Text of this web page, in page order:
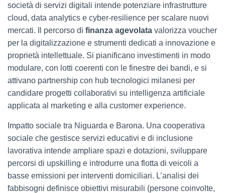
società di servizi digitali intende potenziare infrastrutture
cloud, data analytics e cyber-resilience per scalare nuovi
mercati. Il percorso di finanza agevolata valorizza voucher
per la digitalizzazione e strumenti dedicati a innovazione e
proprietà intellettuale. Si pianificano investimenti in modo
modulare, con lotti coerenti con le finestre dei bandi, e si
attivano partnership con hub tecnologici milanesi per
candidare progetti collaborativi su intelligenza artificiale
applicata al marketing e alla customer experience.
Impatto sociale tra Niguarda e Barona. Una cooperativa
sociale che gestisce servizi educativi e di inclusione
lavorativa intende ampliare spazi e dotazioni, sviluppare
percorsi di upskilling e introdurre una flotta di veicoli a
basse emissioni per interventi domiciliari. L’analisi dei
fabbisogni definisce obiettivi misurabili (persone coinvolte,